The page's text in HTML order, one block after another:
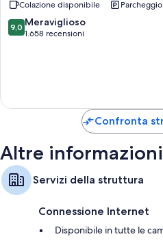
di
Bruges
Colazione disponibile
9.0
su
9,0 Meraviglioso
1.658 recensioni
Confronta
Altre
Servizi della struttura
Connessione Internet
Disponibile in tutte le